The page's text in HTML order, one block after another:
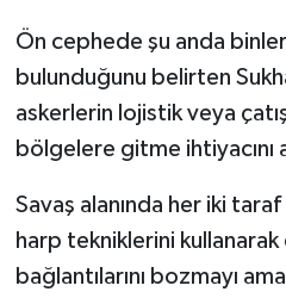
Ön cephede şu anda
bulunduğunu belirten
askerlerin lojistik veya
bölgelere gitme ihtiyacını
Savaş alanında her iki
harp tekniklerini kullanarak
bağlantılarını bozmayı